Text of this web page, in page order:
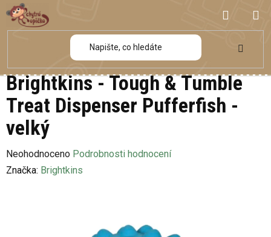
Přejít
na
obsah
KOŠÍK
Brightkins - Tough & Tumble
Treat Dispenser Pufferfish -
velký
Průměrné
hodnocení
Neohodnoceno Podrobnosti hodnocení
Značka: Brightkins